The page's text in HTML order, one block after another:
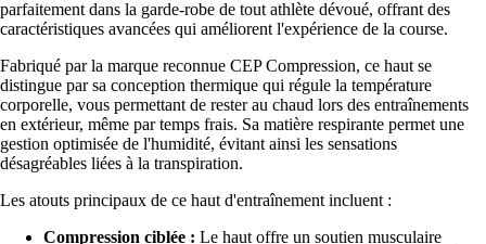
parfaitement dans la garde-robe de tout athlète dévoué, offrant des
caractéristiques avancées qui améliorent l'expérience de la course.
Fabriqué par la marque reconnue CEP Compression, ce haut se
distingue par sa conception thermique qui régule la température
corporelle, vous permettant de rester au chaud lors des entraînements
en extérieur, même par temps frais. Sa matière respirante permet une
gestion optimisée de l'humidité, évitant ainsi les sensations
désagréables liées à la transpiration.
Les atouts principaux de ce haut d'entraînement incluent :
Compression ciblée : Le haut offre un soutien musculaire